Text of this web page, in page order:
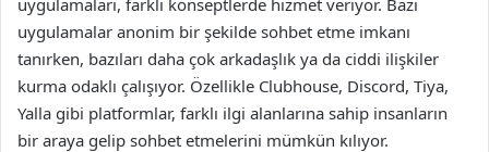
uygulamaları, farklı konseptlerde hizmet veriyor. Bazı
uygulamalar anonim bir şekilde sohbet etme imkanı
tanırken, bazıları daha çok arkadaşlık ya da ciddi ilişkiler
kurma odaklı çalışıyor. Özellikle Clubhouse, Discord, Tiya,
Yalla gibi platformlar, farklı ilgi alanlarına sahip insanların
bir araya gelip sohbet etmelerini mümkün kılıyor.